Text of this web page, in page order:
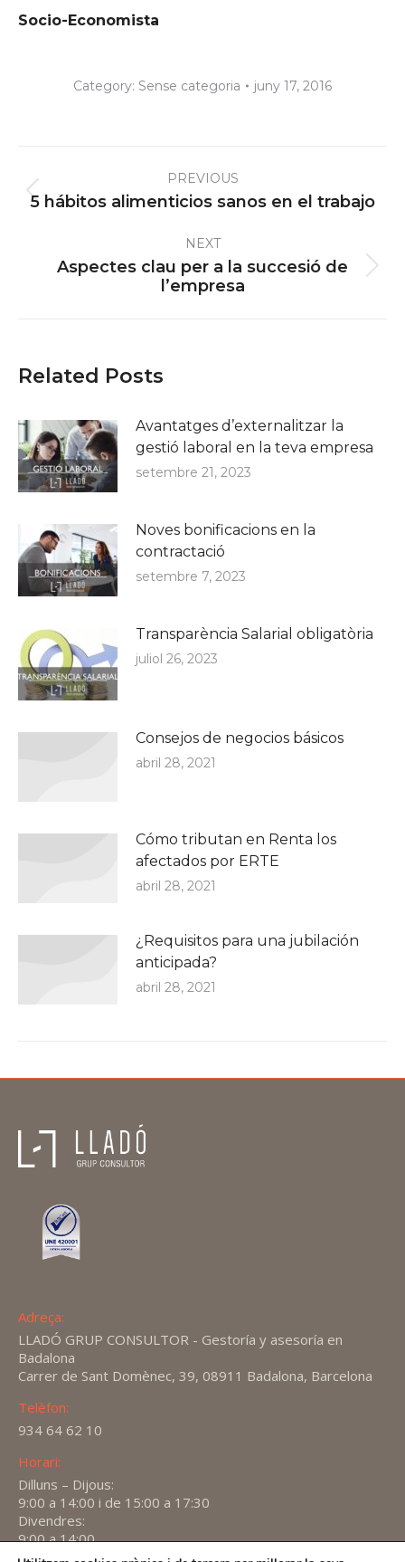
Socio-Economista
Category: Sense categoria juny 17, 2016
navigationPREVIOUS
Previous
5 hábitos alimenticios sanos en el trabajo
NEXT
Next
post:
Aspectes clau per a la succesió de
l’empresa
Related Posts
Avantatges d’externalitzar la
gestió laboral en la teva empresa
setembre 21, 2023
Noves bonificacions en la
contractació
setembre 7, 2023
Transparència Salarial obligatòria
juliol 26, 2023
Consejos de negocios básicos
abril 28, 2021
Cómo tributan en Renta los
afectados por ERTE
abril 28, 2021
¿Requisitos para una jubilación
anticipada?
abril 28, 2021
Adreça:
LLADÓ GRUP CONSULTOR - Gestoría y asesoría en
Badalona
Carrer de Sant Domènec, 39, 08911 Badalona, Barcelona
Telèfon:
934 64 62 10
Horari:
Dilluns – Dijous:
9:00 a 14:00 i de 15:00 a 17:30
Divendres:
9:00 a 14:00